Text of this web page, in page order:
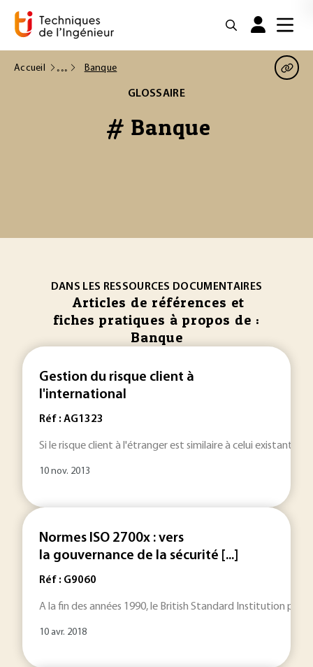
Accueil Banque
GLOSSAIRE
# Banque
DANS LES RESSOURCES DOCUMENTAIRES
Articles de références et
fiches pratiques à propos de :
Banque
Gestion du risque client à
l'international
Réf : AG1323
Si le risque client à l'étranger est similaire à celui existant
10 nov. 2013
Normes ISO 2700x : vers
la gouvernance de la sécurité [...]
Réf : G9060
A la fin des années 1990, le British Standard Institution
10 avr. 2018